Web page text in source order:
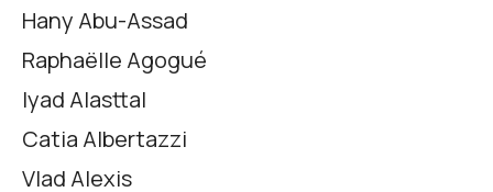
Hany Abu-Assad
Raphaëlle Agogué
Iyad Alasttal
Catia Albertazzi
Vlad Alexis